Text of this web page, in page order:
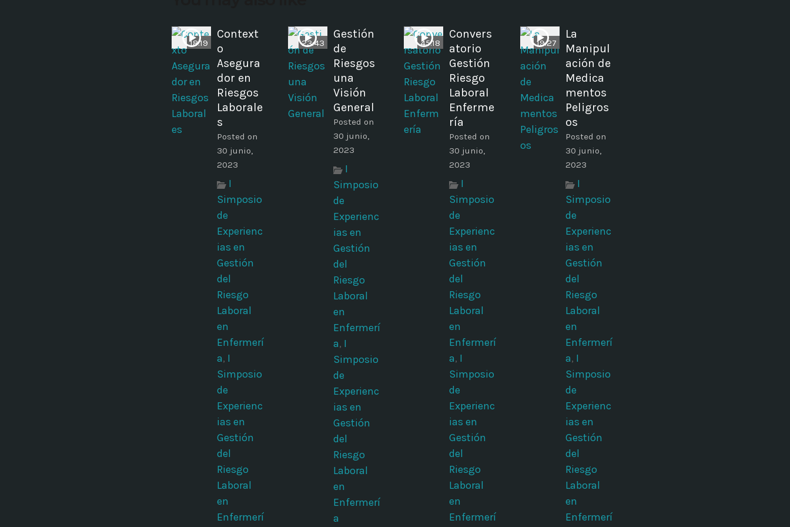
18:19
Context
o
Asegura
dor en
Riesgos
Laborale
s
Posted on
30 junio,
2023
I
Simposio
de
Experienc
ias en
Gestión
del
Riesgo
Laboral
en
Enfermerí
a, I
Simposio
de
Experienc
ias en
Gestión
del
Riesgo
Laboral
en
Enfermerí
23:43
Gestión
de
Riesgos
una
Visión
General
Posted on
30 junio,
2023
I
Simposio
de
Experienc
ias en
Gestión
del
Riesgo
Laboral
en
Enfermerí
a, I
Simposio
de
Experienc
ias en
Gestión
del
Riesgo
Laboral
en
Enfermerí
a
45:18
Convers
atorio
Gestión
Riesgo
Laboral
Enferme
ría
Posted on
30 junio,
2023
I
Simposio
de
Experienc
ias en
Gestión
del
Riesgo
Laboral
en
Enfermerí
a, I
Simposio
de
Experienc
ias en
Gestión
del
Riesgo
Laboral
en
Enfermerí
19:27
La
Manipul
ación de
Medica
mentos
Peligros
os
Posted on
30 junio,
2023
I
Simposio
de
Experienc
ias en
Gestión
del
Riesgo
Laboral
en
Enfermerí
a, I
Simposio
de
Experienc
ias en
Gestión
del
Riesgo
Laboral
en
Enfermerí